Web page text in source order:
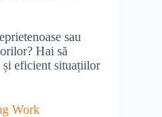
sau
Hai să
și eficient situațiilor
Work